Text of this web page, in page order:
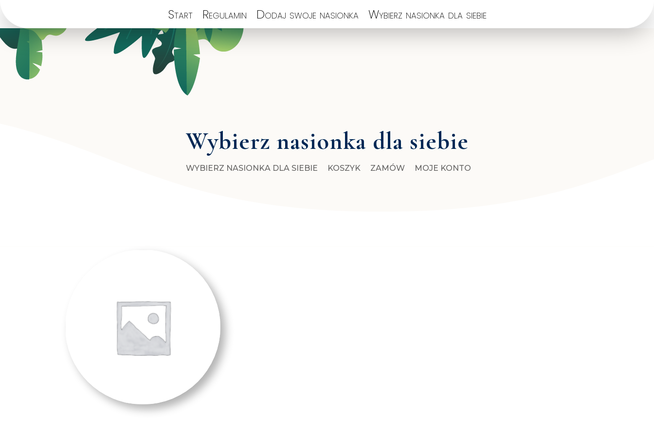
Start Regulamin Dodaj swoje nasionka Wybierz nasionka dla siebie
Wybierz nasionka dla siebie
WYBIERZ NASIONKA DLA SIEBIE KOSZYK ZAMÓW MOJE KONTO